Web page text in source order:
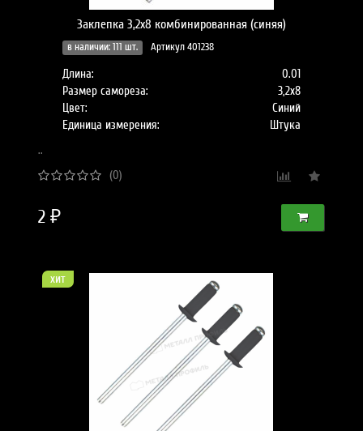
Заклепка 3,2х8 комбинированная (синяя)
в наличии: 111 шт. Артикул 401238
Длина:
0.01
Размер самореза:
3,2х8
Цвет:
Синий
Единица измерения:
Штука
..
(0)
2 ₽
хит